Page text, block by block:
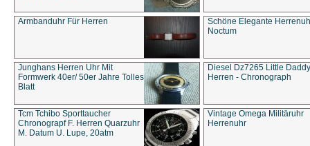
Armbanduhr Für Herren
Schöne Elegante
Noctum
Junghans Herren Uhr Mit
Formwerk 40er/ 50er Jahre Tolles
Blatt
Diesel Dz7265 Little Daddy
Herren - Chronograph
Tcm Tchibo Sporttaucher
Chronograpf F. Herren Quarzuhr
M. Datum U. Lupe, 20atm
Vintage Omega Militäruhr
Herrenuhr